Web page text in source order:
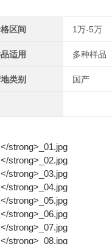
区间 1万-5万
适用 多种样品
类别 国产